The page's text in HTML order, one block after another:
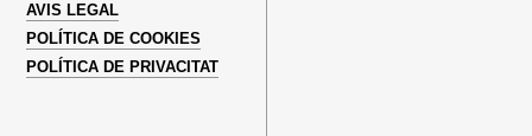
AVIS LEGAL
POLÍTICA DE COOKIES
POLÍTICA DE PRIVACITAT